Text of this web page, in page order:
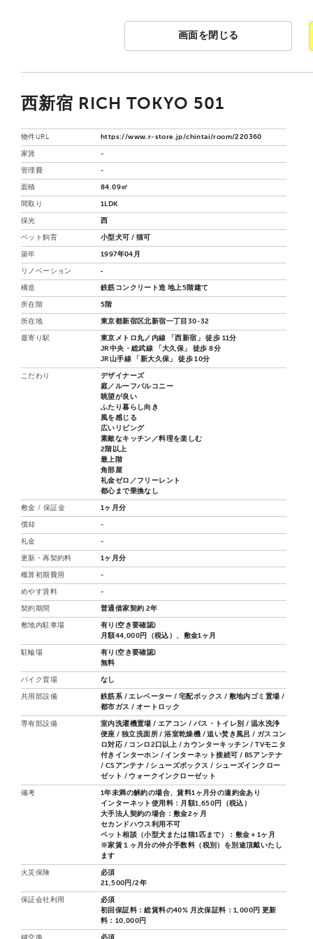
画面を閉じる
西新宿 RICH TOKYO 501
物件URL https://www.r-store.jp/chintai/room/220360
家賃 -
管理費 -
面積 84.09㎡
間取り 1LDK
採光 西
ペット飼育 小型犬可 / 猫可
築年 1997年04月
リノベーション ‐
構造 鉄筋コンクリート造 地上5階建て
所在階 5階
所在地 東京都新宿区北新宿一丁目30-32
最寄り駅
東京メトロ丸ノ内線 「西新宿」 徒歩 11分
JR中央・総武線 「大久保」 徒歩 8分
JR山手線 「新大久保」 徒歩 10分
こだわり
デザイナーズ
庭／ルーフバルコニー
眺望が良い
ふたり暮らし向き
風を感じる
広いリビング
素敵なキッチン／料理を楽しむ
2階以上
最上階
角部屋
礼金ゼロ／フリーレント
都心まで乗換なし
敷金 / 保証金 1ヶ月分
償却 -
礼金 -
更新・再契約料 1ヶ月分
概算初期費用 -
めやす賃料 -
契約期間 普通借家契約 2年
敷地内駐車場
有り(空き要確認)
月額44,000円（税込）、敷金1ヶ月
駐輪場
有り(空き要確認)
無料
バイク置場 なし
共用部設備
鉄筋系 / エレベーター / 宅配ボックス / 敷地内ゴミ置場 /
都市ガス / オートロック
専有部設備
室内洗濯機置場 / エアコン / バス・トイレ別 / 温水洗浄
便座 / 独立洗面所 / 浴室乾燥機 / 追い焚き風呂 / ガスコン
ロ対応 / コンロ2口以上 / カウンターキッチン / TVモニタ
付きインターホン / インターネット接続可 / BSアンテナ
/ CSアンテナ / シューズボックス / シューズインクロー
ゼット / ウォークインクローゼット
備考
1年未満の解約の場合、賃料1ヶ月分の違約金あり
インターネット使用料：月額1,650円（税込）
大手法人契約の場合：敷金2ヶ月
セカンドハウス利用不可
ペット相談（小型犬または猫1匹まで）：敷金＋1ヶ月
※家賃１ヶ月分の仲介手数料（税別）を別途頂戴いたし
ます
火災保険
必須
21,500円/2年
保証会社利用
必須
初回保証料：総賃料の40% 月次保証料：1,000円 更新
料：10,000円
鍵交換 必須